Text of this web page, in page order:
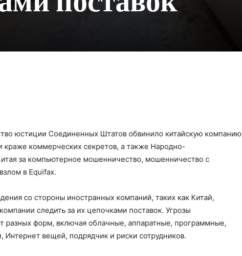
юстиции Соединенных Штатов обвинило китайскую компанию
краже коммерческих секретов, а также Народно-
за компьютерное мошенничество, мошенничество с
в Equifax.
со стороны иностранных компаний, таких как Китай,
следить за их цепочками поставок. Угрозы
разных форм, включая облачные, аппаратные, программные,
вещей, подрядчик и риски сотрудников.